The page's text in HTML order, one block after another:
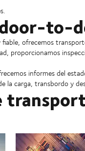
to-
ofrecemos
proporcionamos
informes del
la carga, transbordo y